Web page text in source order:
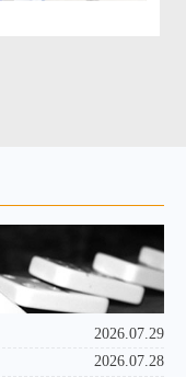
2026.07.29
2026.07.28